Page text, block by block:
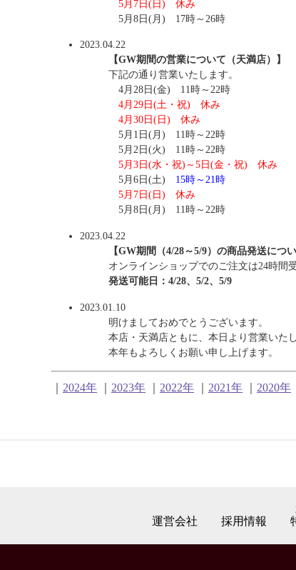
5月7日(日) 休み
5月8日(月) 17時～26時
2023.04.22
【GW期間の営業について（天満店）】
下記の通り営業いたします。
4月28日(金) 11時～22時
4月29日(土・祝) 休み
4月30日(日) 休み
5月1日(月) 11時～22時
5月2日(火) 11時～22時
5月3日(水・祝)～5日(金・祝) 休み
5月6日(土) 15時～21時
5月7日(日) 休み
5月8日(月) 11時～22時
2023.04.22
【GW期間（4/28～5/9）の商品発送につい
オンラインショップでのご注文は24時間
発送可能日：4/28、5/2、5/9
2023.01.10
明けましておめでとうございます。
本店・天満店ともに、本日より営業いたし
本年もよろしくお願い申し上げます。
2024年 2023年 2022年 2021年 2020年
運営会社
採用情報